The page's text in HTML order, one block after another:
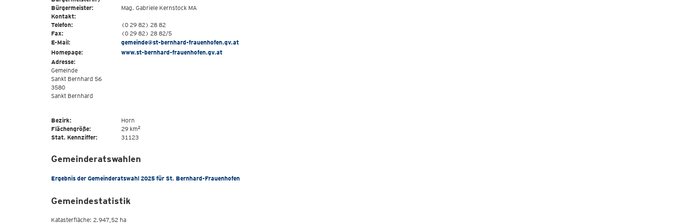
Bürgermeister:
Mag. Gabriele Kernstock MA
Kontakt:
Telefon:
(0 29 82) 28 82
Fax:
(0 29 82) 28 82/5
E-Mail:
gemeinde@st-bernhard-frauenhofen.gv.at
Homepage:
www.st-bernhard-frauenhofen.gv.at
Adresse:
Gemeinde
Sankt Bernhard 56
3580
Sankt Bernhard
Bezirk:
Horn
Flächengröße:
29 km2
Stat. Kennziffer: 31123
Gemeinderatswahlen
Ergebnis der Gemeinderatswahl 2025 für St. Bernhard-Frauenhofen
Gemeindestatistik
Katasterfläche: 2.947,52 ha